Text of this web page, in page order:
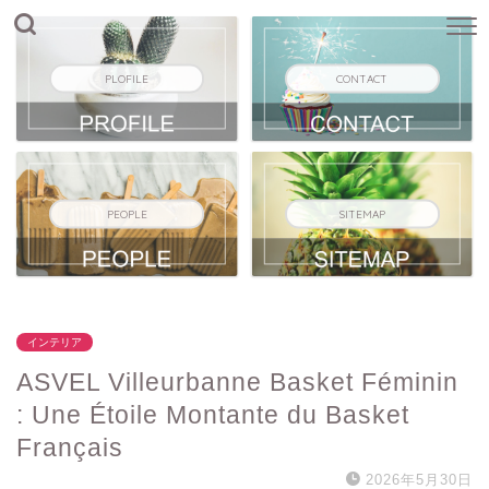
PLOFILE CONTACT
PEOPLE SITEMAP
インテリア
ASVEL Villeurbanne Basket Féminin
: Une Étoile Montante du Basket
Français
2026年5月30日